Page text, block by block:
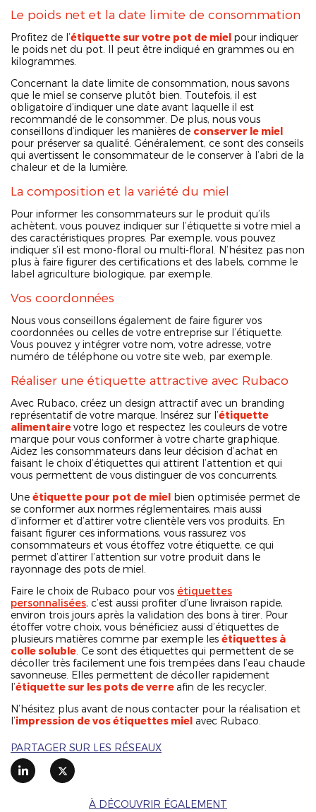
À DÉCOUVRIR ÉGALEMENT
Le poids net et la date limite de consommation
Profitez de l’étiquette sur votre pot de miel pour indiquer
le poids net du pot. Il peut être indiqué en grammes ou en
kilogrammes.
Concernant la date limite de consommation, nous savons
que le miel se conserve plutôt bien. Toutefois, il est
obligatoire d’indiquer une date avant laquelle il est
recommandé de le consommer. De plus, nous vous
conseillons d’indiquer les manières de conserver le miel
pour préserver sa qualité. Généralement, ce sont des conseils
qui avertissent le consommateur de le conserver à l’abri de la
chaleur et de la lumière.
La composition et la variété du miel
Pour informer les consommateurs sur le produit qu’ils
achètent, vous pouvez indiquer sur l’étiquette si votre miel a
des caractéristiques propres. Par exemple, vous pouvez
indiquer s’il est mono-floral ou multi-floral. N’hésitez pas non
plus à faire figurer des certifications et des labels, comme le
label agriculture biologique, par exemple.
Vos coordonnées
Nous vous conseillons également de faire figurer vos
coordonnées ou celles de votre entreprise sur l’étiquette.
Vous pouvez y intégrer votre nom, votre adresse, votre
numéro de téléphone ou votre site web, par exemple.
Réaliser une étiquette attractive avec Rubaco
Avec Rubaco, créez un design attractif avec un branding
représentatif de votre marque. Insérez sur l’étiquette
alimentairevotre logo et respectez les couleurs de votre
marque pour vous conformer à votre charte graphique.
Aidez les consommateurs dans leur décision d’achat en
faisant le choix d’étiquettes qui attirent l’attention et qui
vous permettent de vous distinguer de vos concurrents.
Une étiquette pour pot de miel bien optimisée permet de
se conformer aux normes réglementaires, mais aussi
d’informer et d’attirer votre clientèle vers vos produits. En
faisant figurer ces informations, vous rassurez vos
consommateurs et vous étoffez votre étiquette, ce qui
permet d’attirer l’attention sur votre produit dans le
rayonnage des pots de miel.
Faire le choix de Rubaco pour vos étiquettes
personnalisées, c’est aussi profiter d’une livraison rapide,
environ trois jours après la validation des bons à tirer. Pour
étoffer votre choix, vous bénéficiez aussi d’étiquettes de
plusieurs matières comme par exemple les étiquettes à
colle soluble . Ce sont des étiquettes qui permettent de se
décoller très facilement une fois trempées dans l’eau chaude
savonneuse. Elles permettent de décoller rapidement
l’étiquette sur les pots de verre afin de les recycler.
N’hésitez plus avant de nous contacter pour la réalisation et
l’impression de vos étiquettes miel avec Rubaco.
PARTAGER SUR LES RÉSEAUX